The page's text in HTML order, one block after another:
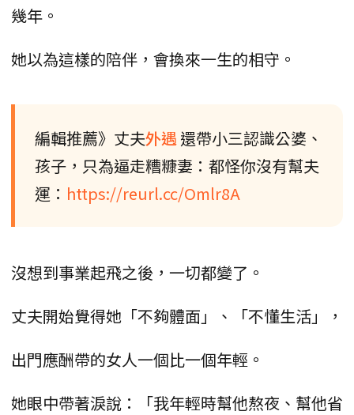
幾年。
她以為這樣的陪伴，會換來一生的相守。
編輯推薦》丈夫外遇還帶小三認識公婆、
孩子，只為逼走糟糠妻：都怪你沒有幫夫
運： https://reurl.cc/Omlr8A
沒想到事業起飛之後，一切都變了。
丈夫開始覺得她「不夠體面」、「不懂生活」，
出門應酬帶的女人一個比一個年輕。
她眼中帶著淚說：「我年輕時幫他熬夜、幫他省